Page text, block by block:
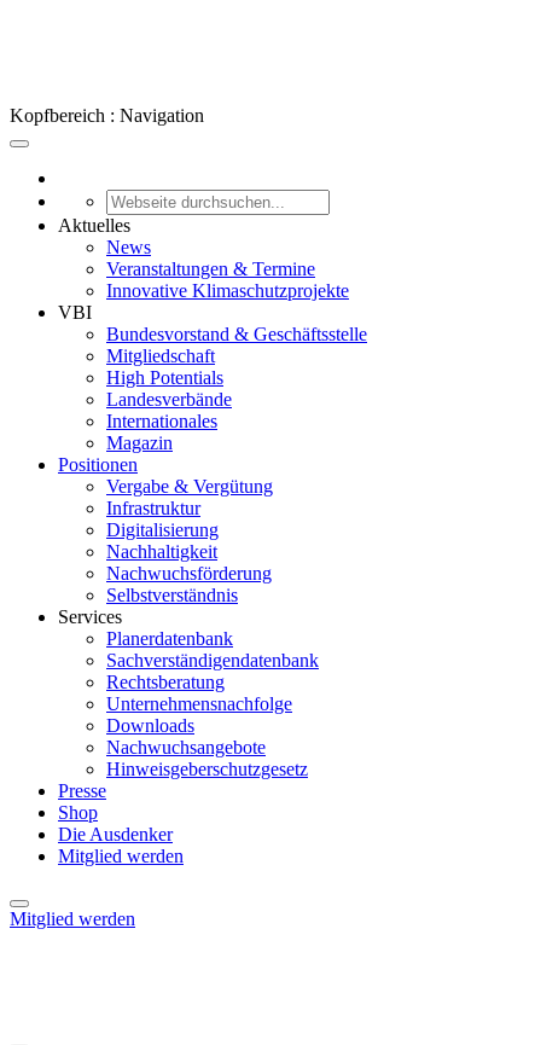
Kopfbereich : Navigation
Aktuelles
News
Veranstaltungen & Termine
Innovative Klimaschutzprojekte
VBI
Bundesvorstand & Geschäftsstelle
Mitgliedschaft
High Potentials
Landesverbände
Internationales
Magazin
Positionen
Vergabe & Vergütung
Infrastruktur
Digitalisierung
Nachhaltigkeit
Nachwuchsförderung
Selbstverständnis
Services
Planerdatenbank
Sachverständigendatenbank
Rechtsberatung
Unternehmensnachfolge
Downloads
Nachwuchsangebote
Hinweisgeberschutzgesetz
Presse
Shop
Die Ausdenker
Mitglied werden
Mitglied werden